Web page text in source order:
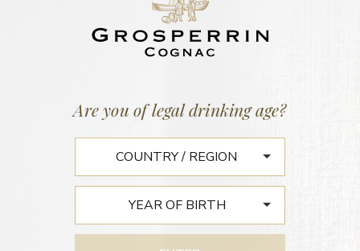
GROSPERRIN, À LA GLOIRE
DES ARTISANS
Cognac Grosperrin, à
la gloire des artisans
Are you of legal drinking age?